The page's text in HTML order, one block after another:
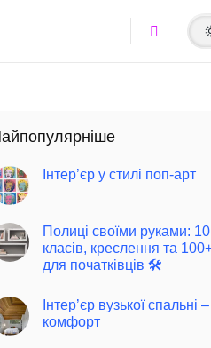
Інтер’єр у стилі поп-арт
Полиці своїми руками:
класів, креслення та
для початківців 🛠️
Інтер’єр вузької спальні
комфорт